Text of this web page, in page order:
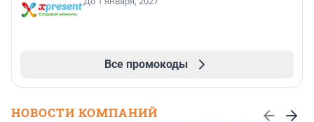
Все промокоды
НОВОСТИ КОМПАНИЙ